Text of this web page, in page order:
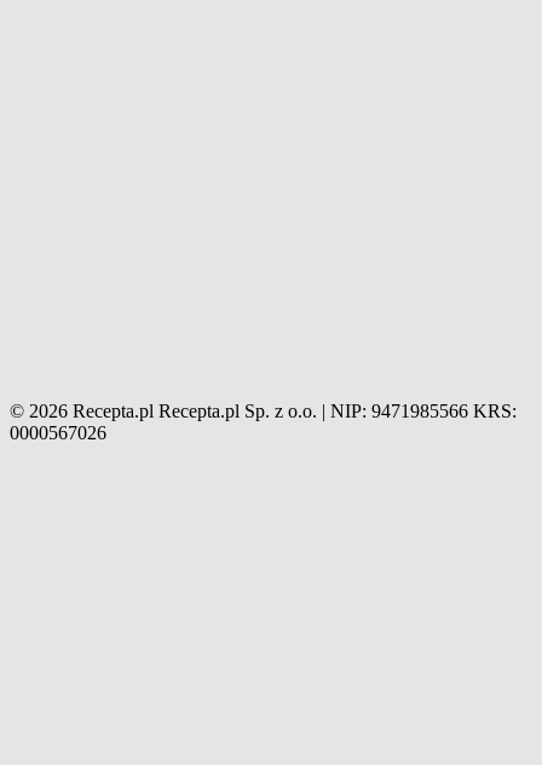
© 2026 Recepta.pl Recepta.pl Sp. z o.o. | NIP: 9471985566 KRS:
0000567026